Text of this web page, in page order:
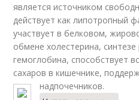
является источником
действует как липотропный
участвует в белковом,
обмене холестерина,
гемоглобина, способствует
сахаров в кишечнике,
надпочечников.